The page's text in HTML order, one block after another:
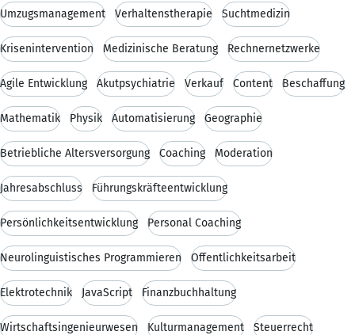
Umzugsmanagement Verhaltenstherapie Suchtmedizin
Krisenintervention Medizinische Beratung Rechnernetzwerke
Agile Entwicklung Akutpsychiatrie Verkauf Content Beschaffung
Mathematik Physik Automatisierung Geographie
Betriebliche Altersversorgung Coaching Moderation
Jahresabschluss Führungskräfteentwicklung
Persönlichkeitsentwicklung Personal Coaching
Neurolinguistisches Programmieren Öffentlichkeitsarbeit
Elektrotechnik JavaScript Finanzbuchhaltung
Wirtschaftsingenieurwesen Kulturmanagement Steuerrecht